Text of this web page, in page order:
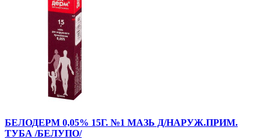
БЕЛОДЕРМ 0,05% 15Г. №1 МАЗЬ Д/НАРУЖ.ПРИМ.
ТУБА /БЕЛУПО/